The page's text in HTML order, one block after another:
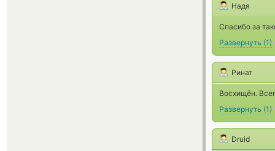
Надя
Спасибо за
Развернуть (1)
Ринат
Восхищён.
Развернуть (1)
Druid